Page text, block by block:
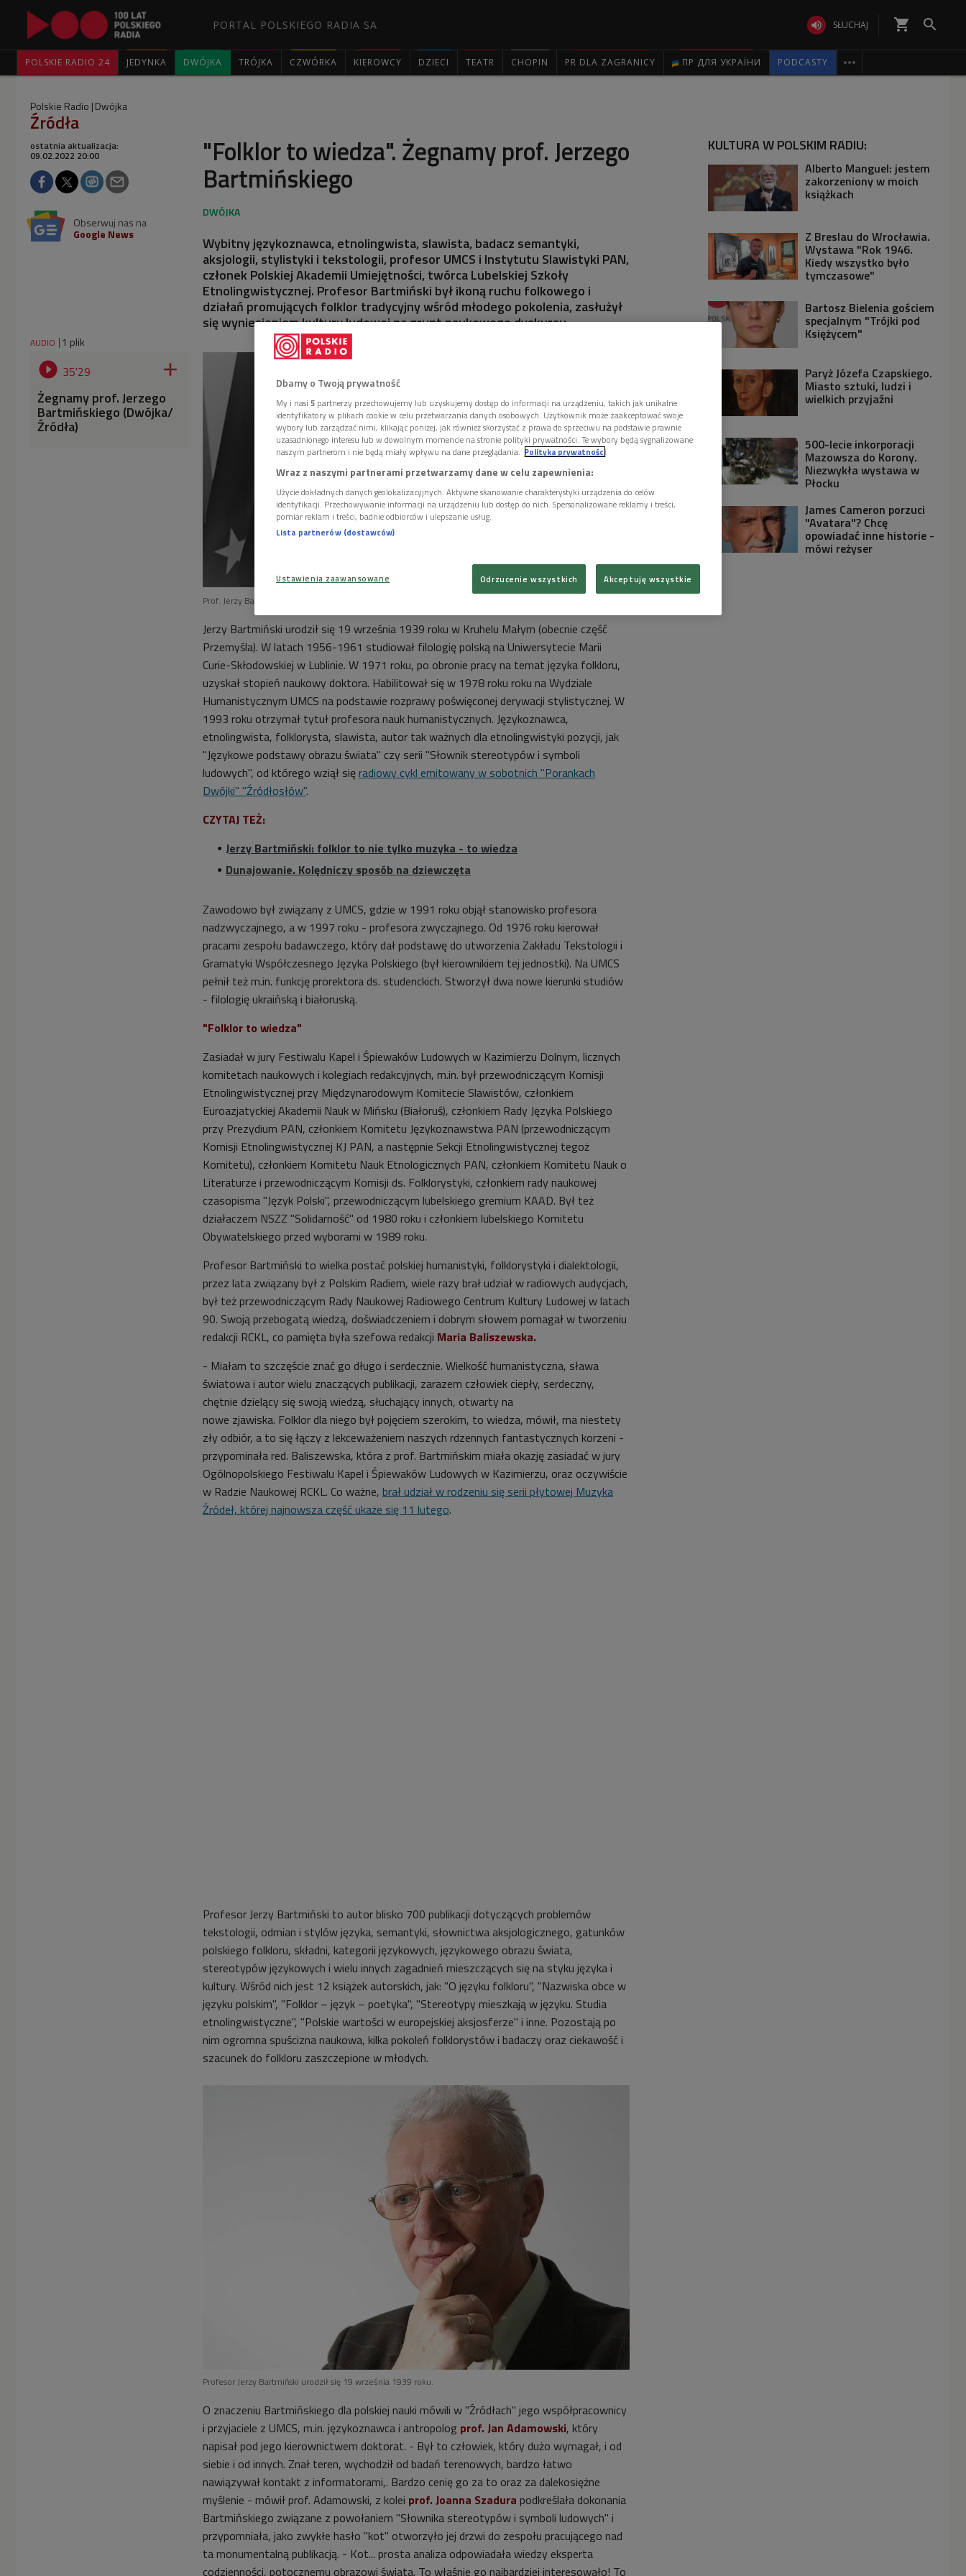
PORTAL POLSKIEGO RADIA SA  SŁUCHAJ shopping_cart 
POLSKIE RADIO 24 JEDYNKA DWÓJKA TRÓJKA CZWÓRKA KIEROWCY DZIECI TEATR CHOPIN PR DLA ZAGRANICY ПР ДЛЯ УКРАЇНИ PODCASTY 
Polskie Radio Dwójka
Źródła
"Folklor to wiedza". Żegnamy prof. Jerzego
Bartmińskiego
ostatnia aktualizacja:
09.02.2022 20:00
Obserwuj nas na
Google News
Wybitny językoznawca, etnolingwista, slawista, badacz semantyki,
aksjologii, stylistyki i tekstologii, profesor UMCS i Instytutu Slawistyki PAN,
członek Polskiej Akademii Umiejętności, twórca Lubelskiej Szkoły
Etnolingwistycznej. Profesor Bartmiński był ikoną ruchu folkowego i
działań promujących folklor tradycyjny wśród młodego pokolenia, zasłużył
się wyniesieniem kultury ludowej na grunt naukowego dyskursu.
AUDIO 1 plik
 35'29 
Żegnamy prof. Jerzego
Bartmińskiego (Dwójka/
Źródła)
Prof. Jerzy Bartmiński nie żyje
Jerzy Bartmiński urodził się 19 września 1939 roku w Kruhelu Małym (obecnie część
Przemyśla). W latach 1956-1961 studiował filologię polską na Uniwersytecie Marii
Curie-Skłodowskiej w Lublinie. W 1971 roku, po obronie pracy na temat języka folkloru,
uzyskał stopień naukowy doktora. Habilitował się w 1978 roku roku na Wydziale
Humanistycznym UMCS na podstawie rozprawy poświęconej derywacji stylistycznej. W
1993 roku otrzymał tytuł profesora nauk humanistycznych. Językoznawca,
etnolingwista, folklorysta, slawista, autor tak ważnych dla etnolingwistyki pozycji, jak
"Językowe podstawy obrazu świata" czy serii "Słownik stereotypów i symboli
ludowych", od którego wziął sięradiowy cykl emitowany w sobotnich "Porankach
Dwójki" "Źródłosłów".
CZYTAJ TEŻ:
Jerzy Bartmiński: folklor to nie tylko muzyka - to wiedza
Dunajowanie. Kolędniczy sposób na dziewczęta
Zawodowo był związany z UMCS, gdzie w 1991 roku objął stanowisko profesora
nadzwyczajnego, a w 1997 roku - profesora zwyczajnego. Od 1976 roku kierował
pracami zespołu badawczego, który dał podstawę do utworzenia Zakładu Tekstologii i
Gramatyki Współczesnego Języka Polskiego (był kierownikiem tej jednostki). Na UMCS
pełnił też m.in. funkcję prorektora ds. studenckich. Stworzył dwa nowe kierunki studiów
- filologię ukraińską i białoruską.
"Folklor to wiedza"
Zasiadał w jury Festiwalu Kapel i Śpiewaków Ludowych w Kazimierzu Dolnym, licznych
komitetach naukowych i kolegiach redakcyjnych, m.in. był przewodniczącym Komisji
Etnolingwistycznej przy Międzynarodowym Komitecie Slawistów, członkiem
Euroazjatyckiej Akademii Nauk w Mińsku (Białoruś), członkiem Rady Języka Polskiego
przy Prezydium PAN, członkiem Komitetu Językoznawstwa PAN (przewodniczącym
Komisji Etnolingwistycznej KJ PAN, a następnie Sekcji Etnolingwistycznej tegoż
Komitetu), członkiem Komitetu Nauk Etnologicznych PAN, członkiem Komitetu Nauk o
Literaturze i przewodniczącym Komisji ds. Folklorystyki, członkiem rady naukowej
czasopisma "Język Polski", przewodniczącym lubelskiego gremium KAAD. Był też
działaczem NSZZ "Solidarność" od 1980 roku i członkiem lubelskiego Komitetu
Obywatelskiego przed wyborami w 1989 roku.
Profesor Bartmiński to wielka postać polskiej humanistyki, folklorystyki i dialektologii,
przez lata związany był z Polskim Radiem, wiele razy brał udział w radiowych audycjach,
był też przewodniczącym Rady Naukowej Radiowego Centrum Kultury Ludowej w latach
90. Swoją przebogatą wiedzą, doświadczeniem i dobrym słowem pomagał w tworzeniu
redakcji RCKL, co pamięta była szefowa redakcji Maria Baliszewska.
- Miałam to szczęście znać go długo i serdecznie. Wielkość humanistyczna, sława
światowa i autor wielu znaczących publikacji, zarazem człowiek ciepły, serdeczny,
chętnie dzielący się swoją wiedzą, słuchający innych, otwarty na
nowe zjawiska. Folklor dla niego był pojęciem szerokim, to wiedza, mówił, ma niestety
zły odbiór, a to się łączy z lekceważeniem naszych rdzennych fantastycznych korzeni -
przypominała red. Baliszewska, która z prof. Bartmińskim miała okazję zasiadać w jury
Ogólnopolskiego Festiwalu Kapel i Śpiewaków Ludowych w Kazimierzu, oraz oczywiście
w Radzie Naukowej RCKL. Co ważne, brał udział w rodzeniu się serii płytowej Muzyka
Źródeł, której najnowsza część ukaże się 11 lutego.
Profesor Jerzy Bartmiński to autor blisko 700 publikacji dotyczących problemów
tekstologii, odmian i stylów języka, semantyki, słownictwa aksjologicznego, gatunków
polskiego folkloru, składni, kategorii językowych, językowego obrazu świata,
stereotypów językowych i wielu innych zagadnień mieszczących się na styku języka i
kultury. Wśród nich jest 12 książek autorskich, jak: "O języku folkloru", "Nazwiska obce w
języku polskim", "Folklor – język – poetyka", "Stereotypy mieszkają w języku. Studia
etnolingwistyczne", "Polskie wartości w europejskiej aksjosferze" i inne. Pozostają po
nim ogromna spuścizna naukowa, kilka pokoleń folklorystów i badaczy oraz ciekawość i
szacunek do folkloru zaszczepione w młodych.
Profesor Jerzy Bartmiński urodził się 19 września 1939 roku.
O znaczeniu Bartmińskiego dla polskiej nauki mówili w "Źródłach" jego współpracownicy
i przyjaciele z UMCS, m.in. językoznawca i antropolog prof. Jan Adamowski, który
napisał pod jego kierownictwem doktorat. - Był to człowiek, który dużo wymagał, i od
siebie i od innych. Znał teren, wychodził od badań terenowych, bardzo łatwo
nawiązywał kontakt z informatorami,. Bardzo cenię go za to oraz za dalekosiężne
myślenie - mówił prof. Adamowski, z kolei prof. Joanna Szadura podkreślała dokonania
Bartmińskiego związane z powołaniem "Słownika stereotypów i symboli ludowych" i
przypomniała, jako zwykłe hasło "kot" otworzyło jej drzwi do zespołu pracującego nad
ta monumentalną publikacją. - Kot... prosta analiza odpowiadała wiedzy eksperta
codzienności, potocznemu obrazowi świata. To właśnie go najbardziej interesowało! To
KULTURA W POLSKIM RADIU:
Alberto Manguel: jestem
zakorzeniony w moich
książkach
Z Breslau do Wrocławia.
Wystawa "Rok 1946.
Kiedy wszystko było
tymczasowe"
Bartosz Bielenia gościem
specjalnym "Trójki pod
Księżycem"
Paryż Józefa Czapskiego.
Miasto sztuki, ludzi i
wielkich przyjaźni
500-lecie inkorporacji
Mazowsza do Korony.
Niezwykła wystawa w
Płocku
James Cameron porzuci
"Avatara"? Chcę
opowiadać inne historie -
mówi reżyser
Dbamy o Twoją prywatność
My i nasi 5 partnerzy przechowujemy lub uzyskujemy dostęp do informacji na urządzeniu, takich jak unikalne
identyfikatory w plikach cookie w celu przetwarzania danych osobowych. Użytkownik może zaakceptować swoje
wybory lub zarządzać nimi, klikając poniżej, jak również skorzystać z prawa do sprzeciwu na podstawie prawnie
uzasadnionego interesu lub w dowolnym momencie na stronie polityki prywatności. Te wybory będą sygnalizowane
naszym partnerom i nie będą miały wpływu na dane przeglądania. Polityka prywatności
Wraz z naszymi partnerami przetwarzamy dane w celu zapewnienia:
Użycie dokładnych danych geolokalizacyjnych. Aktywne skanowanie charakterystyki urządzenia do celów
identyfikacji. Przechowywanie informacji na urządzeniu lub dostęp do nich. Spersonalizowane reklamy i treści,
pomiar reklam i treści, badnie odbiorców i ulepszanie usług.
Lista partnerów (dostawców)
Ustawienia zaawansowane Odrzucenie wszystkich Akceptuję wszystkie